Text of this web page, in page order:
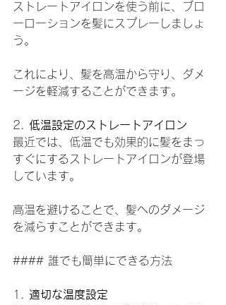
ストレートアイロンを使う前に、ブロ
ーローションを髪にスプレーしましょ
う。
これにより、髪を高温から守り、ダメ
ージを軽減することができます。
2. 低温設定のストレートアイロン
最近では、低温でも効果的に髪をまっ
すぐにするストレートアイロンが登場
しています。
高温を避けることで、髪へのダメージ
を減らすことができます。
#### 誰でも簡単にできる方法
1. 適切な温度設定